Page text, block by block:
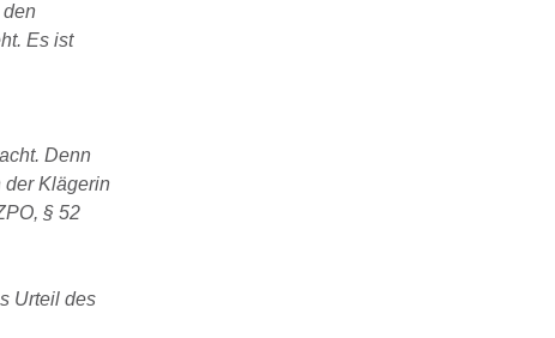
den
Es ist
Denn
der Klägerin
§ 52
Urteil des